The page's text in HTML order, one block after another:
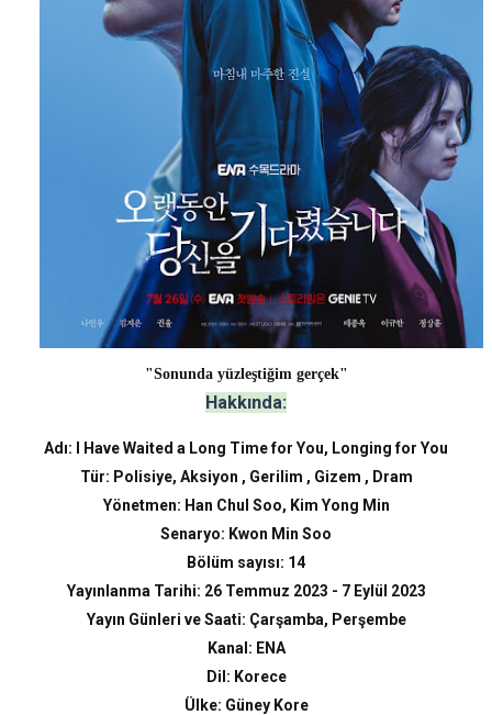
"Sonunda yüzleştiğim gerçek"
Hakkında:
Adı: I Have Waited a Long Time for You, Longing for You
Tür: Polisiye, Aksiyon , Gerilim , Gizem , Dram
Yönetmen: Han Chul Soo, Kim Yong Min
Senaryo: Kwon Min Soo
Bölüm sayısı: 14
Yayınlanma Tarihi: 26 Temmuz 2023 - 7 Eylül 2023
Yayın Günleri ve Saati: Çarşamba, Perşembe
Kanal: ENA
Dil: Korece
Ülke: Güney Kore